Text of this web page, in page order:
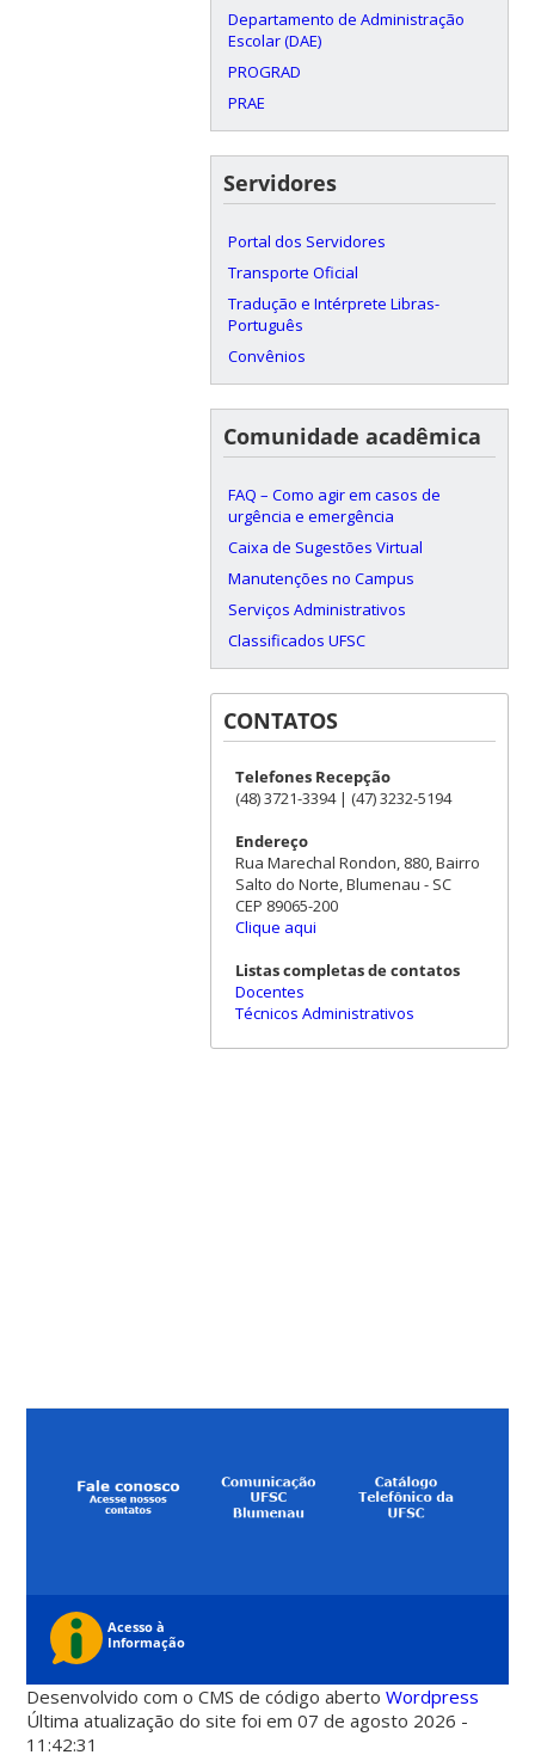
Departamento de Administração
Escolar (DAE)
PROGRAD
PRAE
Servidores
Portal dos Servidores
Transporte Oficial
Tradução e Intérprete Libras-
Português
Convênios
Comunidade acadêmica
FAQ – Como agir em casos de
urgência e emergência
Caixa de Sugestões Virtual
Manutenções no Campus
Serviços Administrativos
Classificados UFSC
CONTATOS
Telefones Recepção
(48) 3721-3394 | (47) 3232-5194
Endereço
Rua Marechal Rondon, 880, Bairro
Salto do Norte, Blumenau - SC
CEP 89065-200
Clique aqui
Listas completas de contatos
Docentes
Técnicos Administrativos
Desenvolvido com o CMS de código abertoWordpress
Última atualização do site foi em 07 de agosto 2026 -
11:42:31